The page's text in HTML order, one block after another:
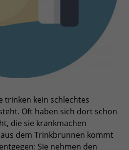
trinken kein schlechtes
Oft haben sich dort schon
die sie krankmachen
dem Trinkbrunnen kommt
Sie nehmen den